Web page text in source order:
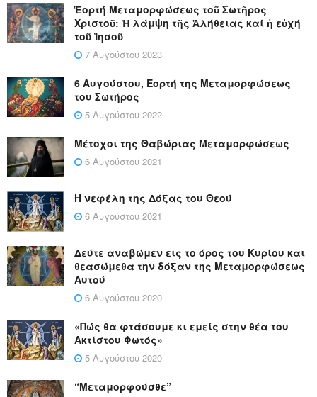
Ἑορτή Μεταμορφώσεως τοῦ Σωτῆρος
Χριστοῦ: Ἡ λάμψη τῆς Ἀλήθειας καί ἡ εὐχή
τοῦ Ἰησοῦ
7 Αυγούστου 2023
6 Αυγούστου, Εορτή της Μεταμορφώσεως
του Σωτήρος
5 Αυγούστου 2022
Μέτοχοι της Θαβώριας Μεταμορφώσεως
6 Αυγούστου 2021
Η νεφέλη της Δόξας του Θεού
6 Αυγούστου 2021
Δεύτε αναβώμεν εις το όρος του Κυρίου και
θεασώμεθα την δόξαν της Μεταμορφώσεως
Αυτού
6 Αυγούστου 2020
«Πώς θα φτάσουμε κι εμείς στην θέα του
Ακτίστου Φωτός»
5 Αυγούστου 2020
“Μεταμορφούσθε”